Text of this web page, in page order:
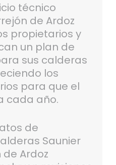
técnico
de Ardoz
propietarios y
un plan de
sus calderas
los
para que el
cada año.
de
Saunier
de Ardoz